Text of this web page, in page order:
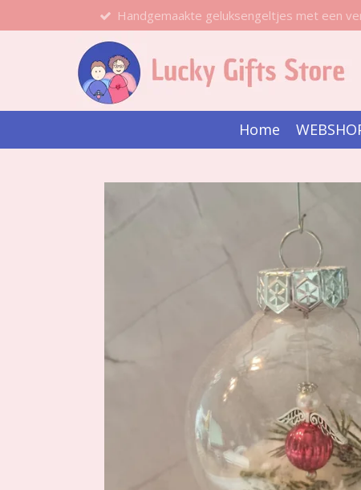
direct
hoofdinhoud
Handgemaakte geluksengeltjes met een
Home